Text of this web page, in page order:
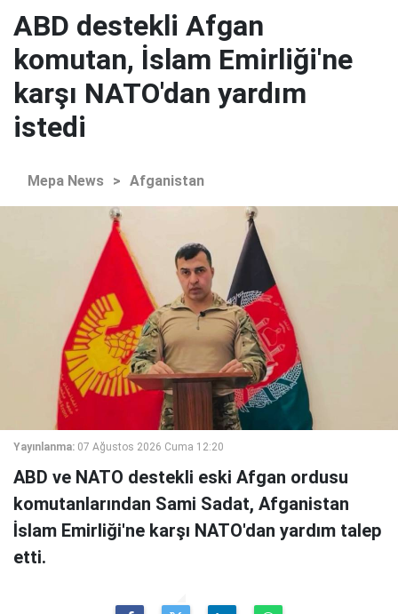
ABD destekli Afgan
komutan, İslam Emirliği'ne
karşı NATO'dan yardım
istedi
Mepa News > Afganistan
Yayınlanma: 07 Ağustos 2026 Cuma 12:20
ABD ve NATO destekli eski Afgan ordusu
komutanlarından Sami Sadat, Afganistan
İslam Emirliği'ne karşı NATO'dan yardım talep
etti.